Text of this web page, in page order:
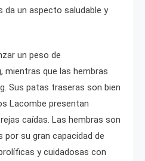
da un aspecto saludable y
un peso de
mientras que las hembras
Sus patas traseras son bien
Lacombe presentan
caídas. Las hembras son
su gran capacidad de
y cuidadosas con